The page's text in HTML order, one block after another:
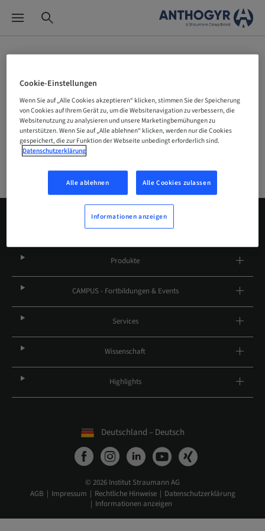
Site-Selektor
Unternehmen
Über uns
Produkte
CAMPUS - Fortbildungen & Events
Services
Wissenschaft
Highlights
Deutschland – Deutsch
© 2026 Institut Straumann AG
AGB
Impressum Rechtliche Hinweise
Datenschutzerklärung
Informationen anzeigen
Cookie-Einstellungen
Wenn Sie auf „Alle Cookies akzeptieren“ klicken, stimmen Sie der Speicherung
von Cookies auf Ihrem Gerät zu, um die Websitenavigation zu verbessern, die
Websitenutzung zu analysieren und unsere Marketingbemühungen zu
unterstützen. Wenn Sie auf „Alle ablehnen“ klicken, werden nur die Cookies
gespeichert, die zur Funktion der Webseite unbedingt erforderlich sind.
Datenschutzerklärung
Alle ablehnen Alle Cookies zulassen
Informationen anzeigen